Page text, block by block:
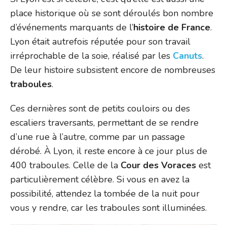
place historique où se sont déroulés bon nombre
d’événements marquants de l’histoire de France.
Lyon était autrefois réputée pour son travail
irréprochable de la soie, réalisé par les Canuts.
De leur histoire subsistent encore de nombreuses
traboules.
Ces dernières sont de petits couloirs ou des
escaliers traversants, permettant de se rendre
d’une rue à l’autre, comme par un passage
dérobé. À Lyon, il reste encore à ce jour plus de
400 traboules. Celle de la Cour des Voraces est
particulièrement célèbre. Si vous en avez la
possibilité, attendez la tombée de la nuit pour
vous y rendre, car les traboules sont illuminées.